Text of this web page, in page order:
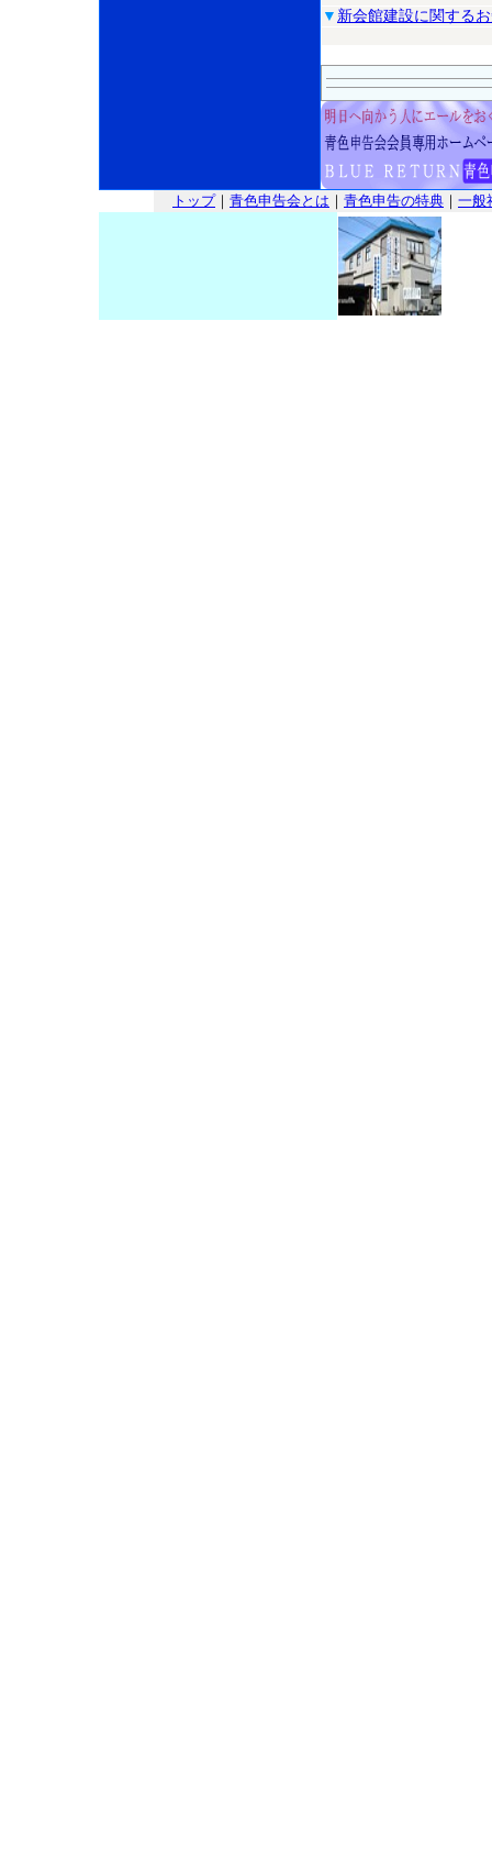
▼ 新会館建設に関する
トップ｜ 青色申告会とは ｜ 青色申告の特典 ｜ 一般